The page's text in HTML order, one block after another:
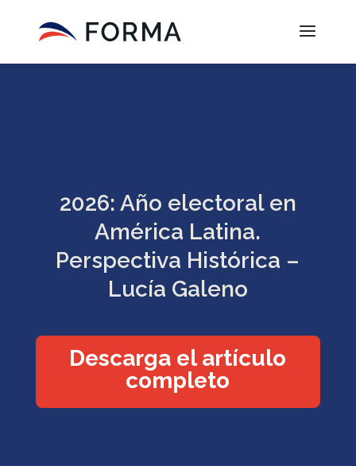
2026: Año electoral en
América Latina.
Perspectiva Histórica –
Lucía Galeno
Descarga el artículo
completo